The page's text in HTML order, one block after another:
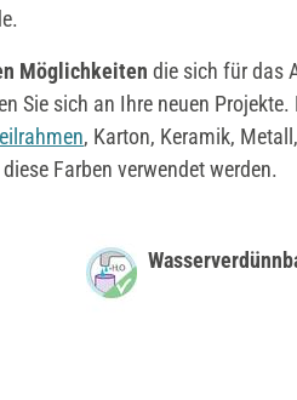
Möglichkeiten die sich für das
Sie sich an Ihre neuen
, Karton, Keramik,
Farben verwendet werden.